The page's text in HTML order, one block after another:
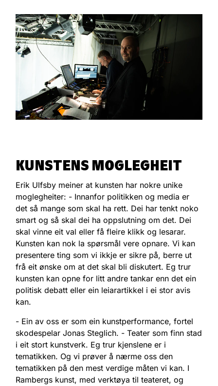
KUNSTENS MOGLEGHEIT
Erik Ulfsby meiner at kunsten har nokre unike
moglegheiter: - Innanfor politikken og media er
det så mange som skal ha rett. Dei har tenkt noko
smart og så skal dei ha oppslutning om det. Dei
skal vinne eit val eller få fleire klikk og lesarar.
Kunsten kan nok la spørsmål vere opnare. Vi kan
presentere ting som vi ikkje er sikre på, berre ut
frå eit ønske om at det skal bli diskutert. Eg trur
kunsten kan opne for litt andre tankar enn det ein
politisk debatt eller ein leiarartikkel i ei stor avis
kan.
- Ein av oss er som ein kunstperformance, fortel
skodespelar Jonas Steglich. - Teater som finn stad
i eit stort kunstverk. Eg trur kjenslene er i
tematikken. Og vi prøver å nærme oss den
tematikken på den mest verdige måten vi kan. I
Rambergs kunst, med verktøya til teateret, og